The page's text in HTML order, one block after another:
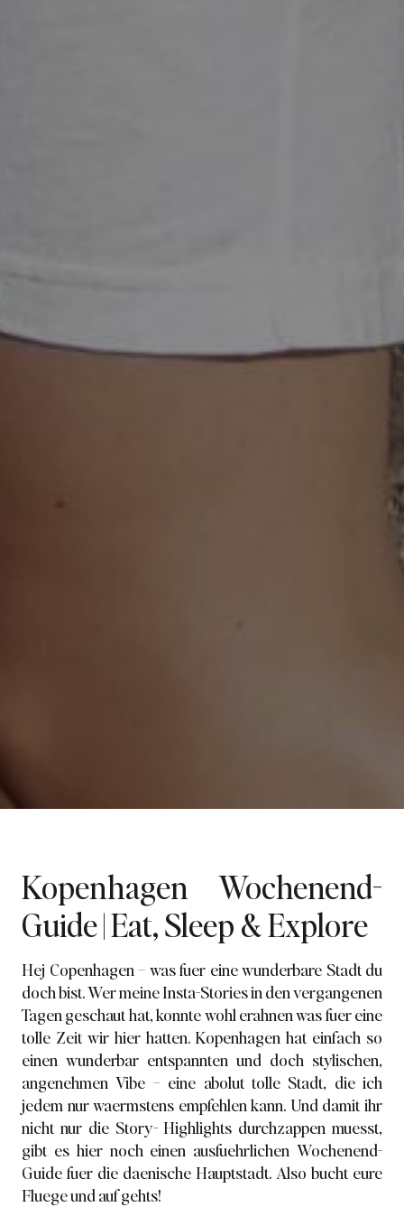
Kopenhagen Wochenend-
Guide | Eat, Sleep & Explore
Hej Copenhagen – was fuer eine wunderbare Stadt du
doch bist. Wer meine Insta-Stories in den vergangenen
Tagen geschaut hat, konnte wohl erahnen was fuer eine
tolle Zeit wir hier hatten. Kopenhagen hat einfach so
einen wunderbar entspannten und doch stylischen,
angenehmen Vibe – eine abolut tolle Stadt, die ich
jedem nur waermstens empfehlen kann. Und damit ihr
nicht nur die Story- Highlights durchzappen muesst,
gibt es hier noch einen ausfuehrlichen Wochenend-
Guide fuer die daenische Hauptstadt. Also bucht eure
Fluege und auf gehts!